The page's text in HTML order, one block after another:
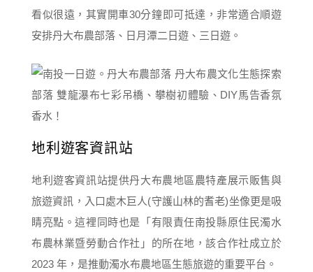
看似很遠，其實開車30分鐘即可抵達，非常適合順遊
安排丹大布農部落、日月潭二日遊、三日遊。
地利遊客資訊站
地利遊客資訊站提供丹大布農地區農特產展示販售與
旅遊資訊，入口處木巨人(守護山林的耆老)坐像更是吸
睛亮點。這裡同時也是「有限責任南投縣原住民濁水
布農林業暨勞動合作社」的所在地，該合作社成立於
2023 年，是推動濁水布農地區生態旅遊的重要平台。